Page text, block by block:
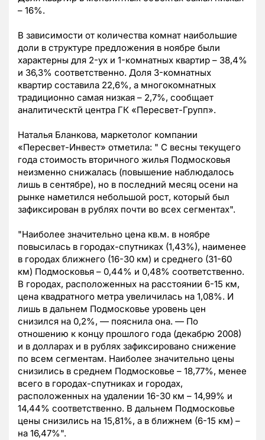
– 16%.
В зависимости от количества комнат наибольшие
доли в структуре предложения в ноябре были
характерны для 2-ух и 1-комнатных квартир – 38,4%
и 36,3% соответственно. Доля 3-комнатных
квартир составила 22,6%, а многокомнатных
традиционно самая низкая – 2,7%, сообщает
аналитическтй центра ГК «Пересвет-Групп».
Наталья Бланкова, маркетолог компании
«Пересвет-Инвест» отметила: " С весны текущего
года стоимость вторичного жилья Подмосковья
неизменно снижалась (повышение наблюдалось
лишь в сентябре), но в последний месяц осени на
рынке наметился небольшой рост, который был
зафиксирован в рублях почти во всех сегментах".
"Наиболее значительно цена кв.м. в ноябре
повысилась в городах-спутниках (1,43%), наименее
в городах ближнего (16-30 км) и среднего (31-60
км) Подмосковья – 0,44% и 0,48% соответственно.
В городах, расположенных на расстоянии 6-15 км,
цена квадратного метра увеличилась на 1,08%. И
лишь в дальнем Подмосковье уровень цен
снизился на 0,2%, — пояснила она. — По
отношению к концу прошлого года (декабрю 2008)
и в долларах и в рублях зафиксировано снижение
по всем сегментам. Наиболее значительно цены
снизились в среднем Подмосковье – 18,77%, менее
всего в городах-спутниках и городах,
расположенных на удалении 16-30 км – 14,99% и
14,44% соответственно. В дальнем Подмосковье
цены снизились на 15,81%, а в ближнем (6-15 км) –
на 16,47%".